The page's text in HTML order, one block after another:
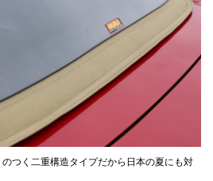
つく二重構造タイプだから日本の夏にも対